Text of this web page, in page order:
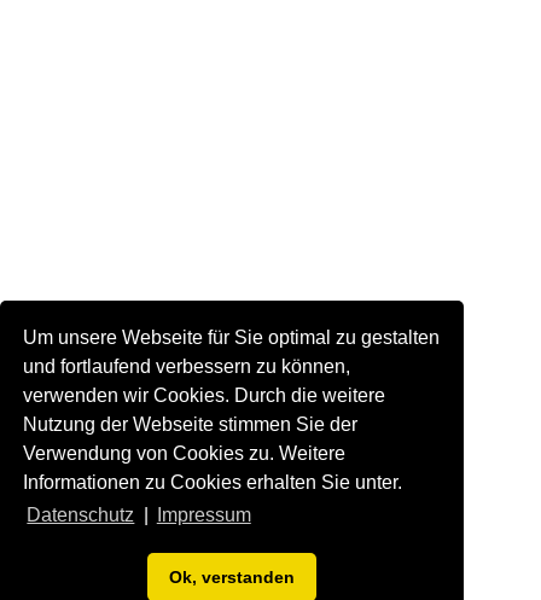
Um unsere Webseite für Sie optimal zu gestalten
und fortlaufend verbessern zu können,
verwenden wir Cookies. Durch die weitere
Nutzung der Webseite stimmen Sie der
Verwendung von Cookies zu. Weitere
Informationen zu Cookies erhalten Sie unter.
Datenschutz
Impressum
Ok, verstanden